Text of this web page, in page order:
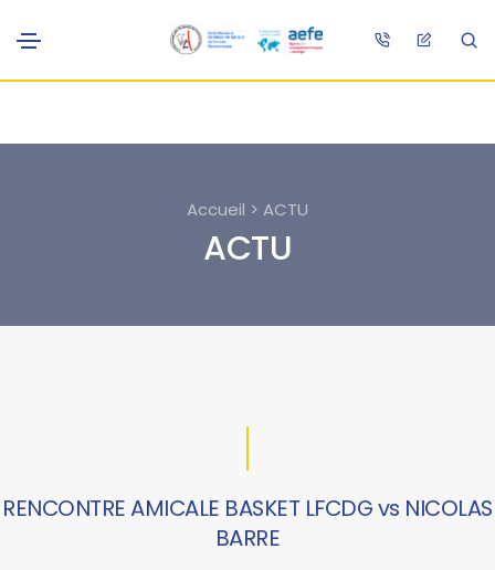
Accueil > ACTU
ACTU
RENCONTRE AMICALE BASKET LFCDG vs NICOLAS
BARRE